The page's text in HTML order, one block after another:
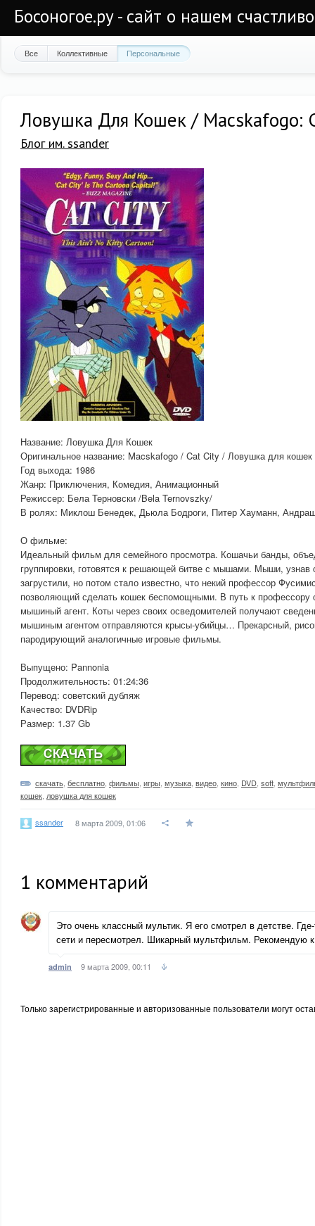
Босоногое.ру - сайт о нашем
Все Коллективные Персональные
Ловушка Для Кошек / Macskafogo:
Блог им. ssander
Название: Ловушка Для Кошек
Оригинальное название: Macskafogo / Cat City / Ловушка для кошек
Год выхода: 1986
Жанр: Приключения, Комедия, Анимационный
Режиссер: Бела Терновски /Bela Ternovszky/
В ролях: Миклош Бенедек, Дьюла Бодроги, Питер Хауманн,
О фильме:
Идеальный фильм для семейного просмотра. Кошачьи банды,
группировки, готовятся к решающей битве с мышами. Мыши, узнав
загрустили, но потом стало известно, что некий профессор
позволяющий сделать кошек беспомощными. В путь к профессору
мышиный агент. Коты через своих осведомителей получают
мышиным агентом отправляются крысы-убийцы… Прекарсный,
пародирующий аналогичные игровые фильмы.
Выпущено: Pannonia
Продолжительность: 01:24:36
Перевод: советский дубляж
Качество: DVDRip
Размер: 1.37 Gb
скачать бесплатно фильмы игры музыка видео кино DVD soft
кошек ловушка для кошек
ssander 8 марта 2009, 01:06
1 комментарий
Это очень классный мультик. Я его смотрел в детстве.
сети и пересмотрел. Шикарный мультфильм. Рекомендую
admin 9 марта 2009, 00:11
Только зарегистрированные и авторизованные пользователи могут